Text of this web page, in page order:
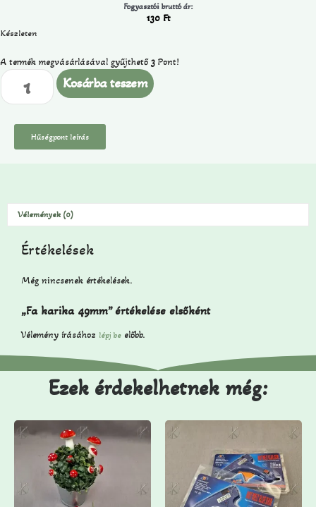
Fogyasztói bruttó ár:
130 Ft
Készleten
A termék megvásárlásával gyűjthető3 Pont!
Kosárba teszem
Hűségpont leírás
Vélemények (0)
Értékelések
Még nincsenek értékelések.
„Fa karika 49mm” értékelése elsőként
Vélemény írásához lépj be előbb.
Ezek érdekelhetnek még: